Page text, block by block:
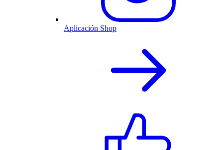
Aplicación Shop